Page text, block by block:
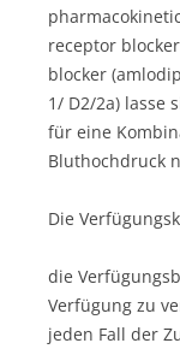
receptor
blocker
1/ D2/2a) lasse
für eine
Bluthochdruck
Die
die
Verfügung zu
jeden Fall der